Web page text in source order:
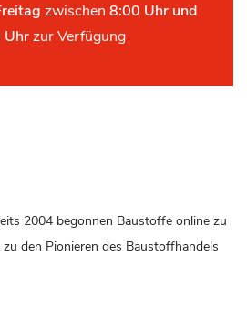
zwischen 8:00 Uhr und
Uhrzur Verfügung
2004 begonnen Baustoffe online zu
den Pionieren des Baustoffhandels